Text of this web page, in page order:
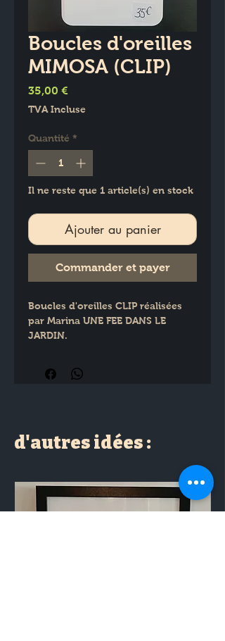
Boucles d'oreilles
MIMOSA (CLIP)
35,00 €
TVA Incluse
Quantité *
Il ne reste que 1 article(s) en stock
Ajouter au panier
Commander et payer
Boucles d'oreilles CLIP réalisées
par Marina UNE FEE DANS LE
JARDIN.
d'autres idées :